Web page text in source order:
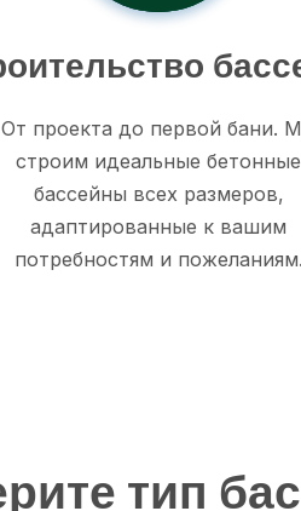
От проекта до первой бани.
строим идеальные бетонные
бассейны всех размеров,
адаптированные к вашим
потребностям и пожеланиям.
тип